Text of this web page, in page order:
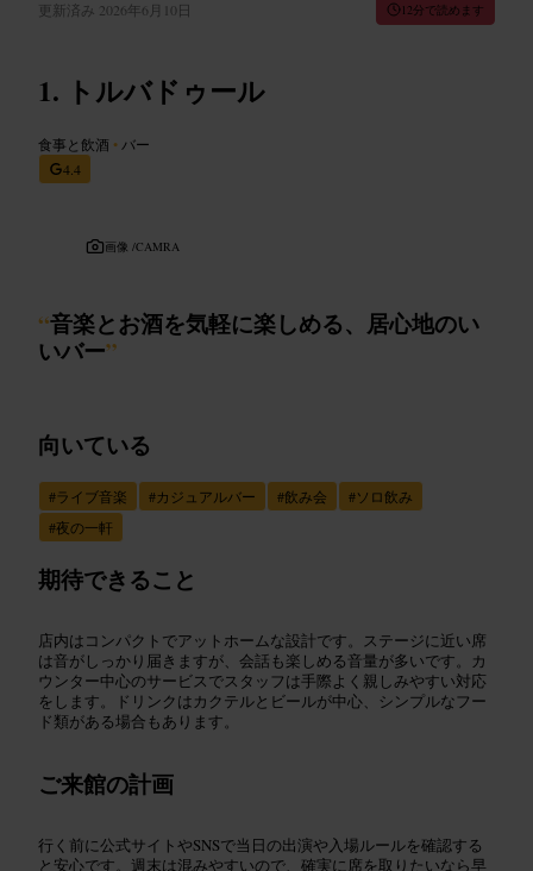
更新済み 2026年6月10日 12分で読めます
トルバドゥール
食事と飲酒 • バー
4.4
画像 /CAMRA
“音楽とお酒を気軽に楽しめる、居心地のい
いバー”
向いている
#ライブ音楽 #カジュアルバー #飲み会 #ソロ飲み
#夜の一軒
期待できること
店内はコンパクトでアットホームな設計です。ステージに近い席
は音がしっかり届きますが、会話も楽しめる音量が多いです。カ
ウンター中心のサービスでスタッフは手際よく親しみやすい対応
をします。ドリンクはカクテルとビールが中心、シンプルなフー
ド類がある場合もあります。
ご来館の計画
行く前に公式サイトやSNSで当日の出演や入場ルールを確認する
と安心です。週末は混みやすいので、確実に席を取りたいなら早